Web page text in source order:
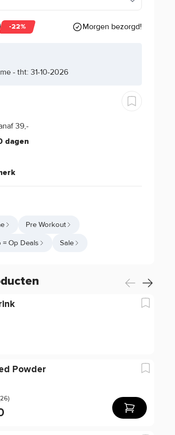
-22% Morgen bezorgd!
- tht: 31-10-2026
39,-
dagen
Pre Workout
= Op Deals Sale
Powder